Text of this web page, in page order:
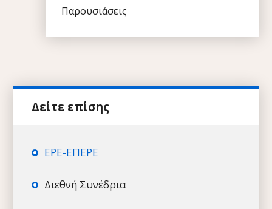
Παρουσιάσεις
ΕΡΕ-ΕΠΕΡΕ
Διεθνή Συνέδρια